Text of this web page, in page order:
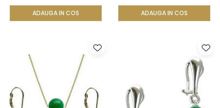
ADAUGA IN COS ADAUGA IN COS